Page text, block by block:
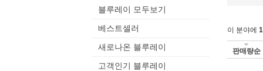
블루레이 모두보기
베스트셀러
새로나온 블루레이
고객인기 블루레이
이 분야에
판매량순